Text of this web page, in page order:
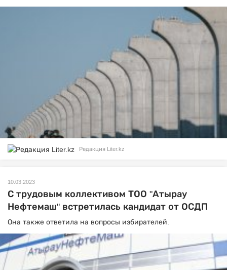
Редакция Liter.kz
10.03.2023
С трудовым коллективом ТОО "Атырау
Нефтемаш" встретилась кандидат от ОСДП
Она также ответила на вопросы избирателей.